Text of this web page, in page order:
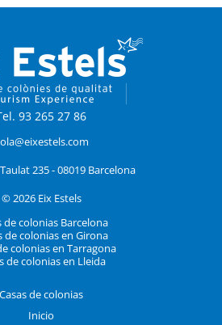
93 265 27 86
235 - 08019 Barcelona
© 2026 Eix Estels
de colonias Barcelona
de colonias en Girona
colonias en Tarragona
de colonias en Lleida
Casas de colonias
Inicio